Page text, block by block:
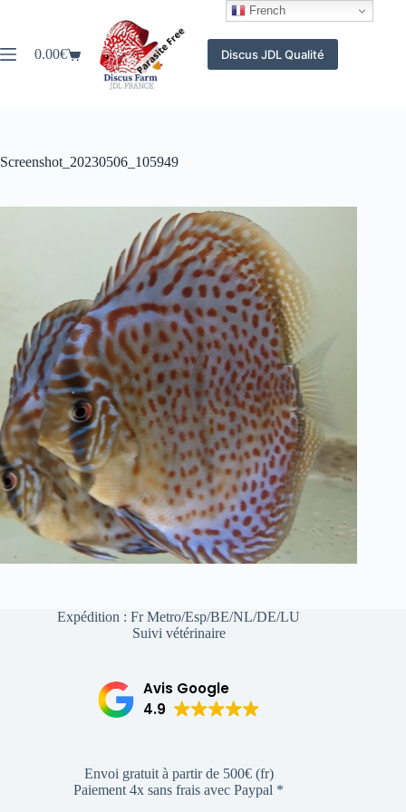
Panier
0.00€ Discus JDL Qualité
Screenshot_20230506_105949
Expédition : Fr Metro/Esp/BE/NL/DE/LU
Suivi vétérinaire
Avis Google
4.9
Envoi gratuit à partir de 500€ (fr)
Paiement 4x sans frais avec Paypal *
French